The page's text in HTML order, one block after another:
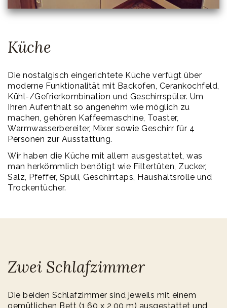
Küche
Die nostalgisch eingerichtete Küche verfügt über
moderne Funktionalität mit Backofen, Cerankochfeld,
Kühl-/Gefrierkombination und Geschirrspüler. Um
Ihren Aufenthalt so angenehm wie möglich zu
machen, gehören Kaffeemaschine, Toaster,
Warmwasserbereiter, Mixer sowie Geschirr für 4
Personen zur Ausstattung.
Wir haben die Küche mit allem ausgestattet, was
man herkömmlich benötigt wie Filtertüten, Zucker,
Salz, Pfeffer, Spüli, Geschirrtaps, Haushaltsrolle und
Trockentücher.
Zwei Schlafzimmer
Die beiden Schlafzimmer sind jeweils mit einem
gemütlichen Bett (1,60 x 2,00 m) ausgestattet und